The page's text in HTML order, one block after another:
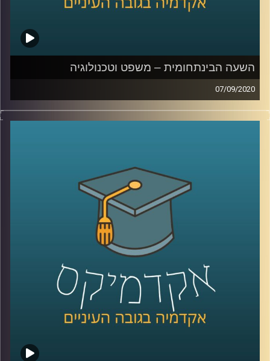
השעה הבינתחומית – משפט וטכנולוגיה
07/09/2020
כמו חתול ועכבר, ככה גם בזירה הטכנולוגית;
הצטרפו לשעה יחד עם ד"ר אביב גאון, חוקר
משפט וטכנולוגיה מביה"ס רדזינר למשפטים
מאוניברסיטת רייכמן, בה הוא יסביר על היחסים
המתוחים בין שני התחומים הללו, כיצד
הרגולציה פועלת בזירה המרתקת הזו, וכיצד
מגפת הקורונה מושפעת ומשפיעה על המשפט
והטכנולוגיה.
AudioVersity